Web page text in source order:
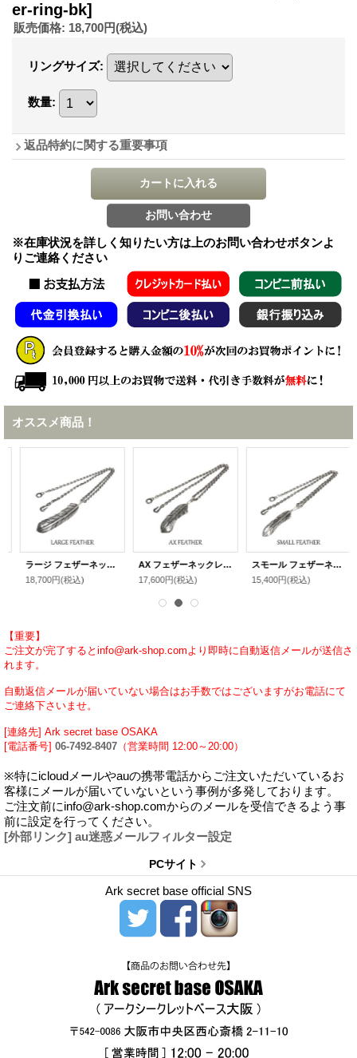
er-ring-bk]
販売価格: 18,700円(税込)
リングサイズ:
数量:
返品特約に関する重要事項
※在庫状況を詳しく知りたい方は上のお問い合わせボタンよ
りご連絡ください
オススメ商品！
ラージ フェザーネックレス シルバー925 フェザーペンダント / Native Accessory Collection（インディアンジュエリー＆シルバーフェザーetc...）
18,700円(税込)
AX フェザーネックレス シルバー925 フェザーペンダント / Native Accessory Collection（インディアンジュエリー＆シルバーフェザーetc...）
17,600円(税込)
スモール フェザーネックレス シルバー925 フェザーペンダント / Native Accessory Collection（インディアンジュエリー＆シルバーフェザーetc...）
15,400円(税込)
【重要】
ご注文が完了するとinfo@ark-shop.comより即時に自動返信メールが送信さ
れます。
自動返信メールが届いていない場合はお手数ではございますがお電話にて
ご連絡下さいませ。
[連絡先] Ark secret base OSAKA
[電話番号] 06-7492-8407 （営業時間 12:00～20:00）
※特にicloudメールやauの携帯電話からご注文いただいているお
客様にメールが届いていないという事例が多発しております。
ご注文前にinfo@ark-shop.comからのメールを受信できるよう事
前に設定を行ってください。
[外部リンク] au迷惑メールフィルター設定
PCサイト
Ark secret base official SNS